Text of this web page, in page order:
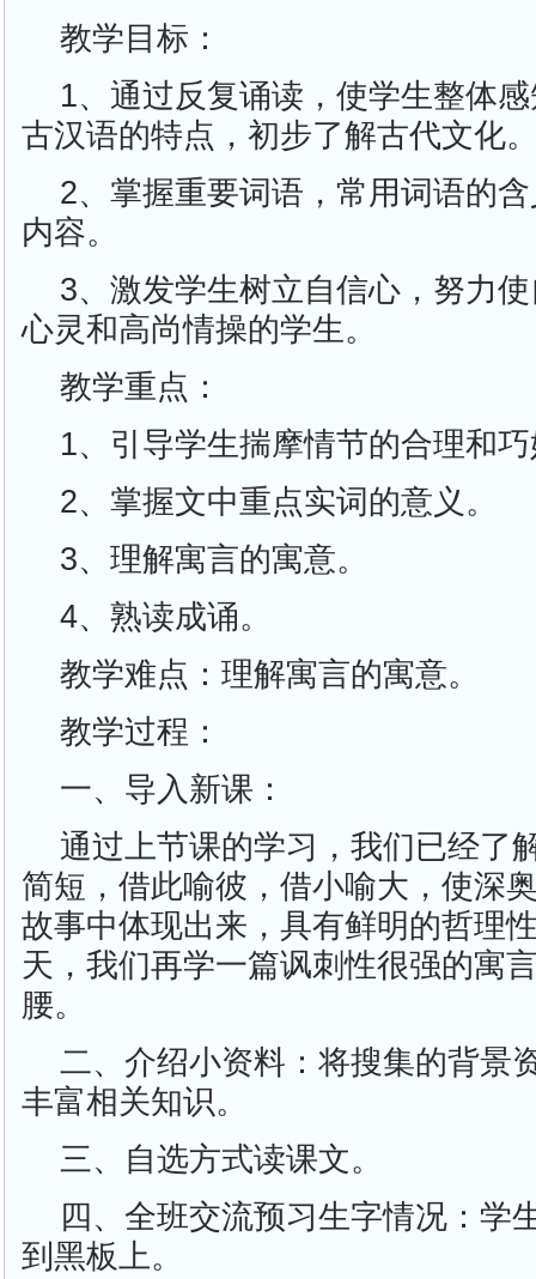
教学目标：
1、通过反复诵读，使学生整体
古汉语的特点，初步了解古代文化
2、掌握重要词语，常用词语的
内容。
3、激发学生树立自信心，努力
心灵和高尚情操的学生。
教学重点：
1、引导学生揣摩情节的合理和
2、掌握文中重点实词的意义。
3、理解寓言的寓意。
4、熟读成诵。
教学难点：理解寓言的寓意。
教学过程：
一、导入新课：
通过上节课的学习，我们已经了
简短，借此喻彼，借小喻大，使深
故事中体现出来，具有鲜明的哲理
天，我们再学一篇讽刺性很强的
腰。
二、介绍小资料：将搜集的背景
丰富相关知识。
三、自选方式读课文。
四、全班交流预习生字情况：学
到黑板上。